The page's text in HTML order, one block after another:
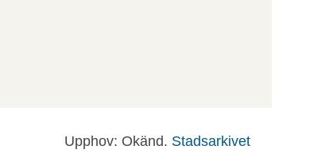
Upphov: Okänd. Stadsarkivet